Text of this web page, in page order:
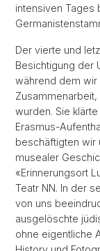
intensiven Tages
Der vierte und
Besichtigung der
während dem wir
wurden. Sie
Erasmus-
beschäftigten wir
musealer
«Erinnerungsort
Teatr NN. In der
von uns
ausgelöschte
ohne eigentliche